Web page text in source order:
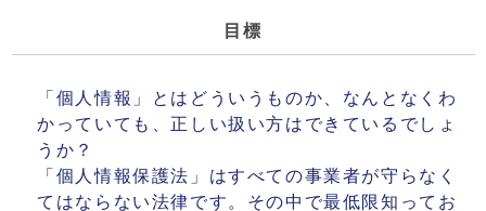
目標
「個人情報」とはどういうものか、なんとなくわ
かっていても、正しい扱い方はできているでしょ
うか？
「個人情報保護法」はすべての事業者が守らなく
てはならない法律です。その中で最低限知ってお